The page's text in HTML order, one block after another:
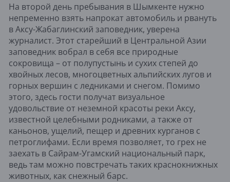
На второй день пребывания в Шымкенте нужно
непременно взять напрокат автомобиль и рвануть
в Аксу-Жабаглинский заповедник, уверена
журналист. Этот старейший в Центральной Азии
заповедник вобрал в себя все природные
сокровища ­– от полупустынь и сухих степей до
хвойных лесов, многоцветных альпийских лугов и
горных вершин с ледниками и снегом. Помимо
этого, здесь гости получат визуальное
удовольствие от неземной красоты реки Аксу,
известной целебными родниками, а также от
каньонов, ущелий, пещер и древних курганов с
петроглифами. Если время позволяет, то грех не
заехать в Сайрам-Угамский национальный парк,
ведь там можно повстречать таких краснокнижных
животных, как снежный барс.